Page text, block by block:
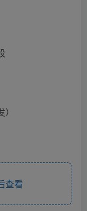
查看